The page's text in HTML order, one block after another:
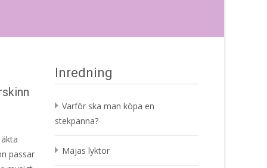
passar
Inredning
Varför ska man köpa en
stekpanna?
Majas lyktor